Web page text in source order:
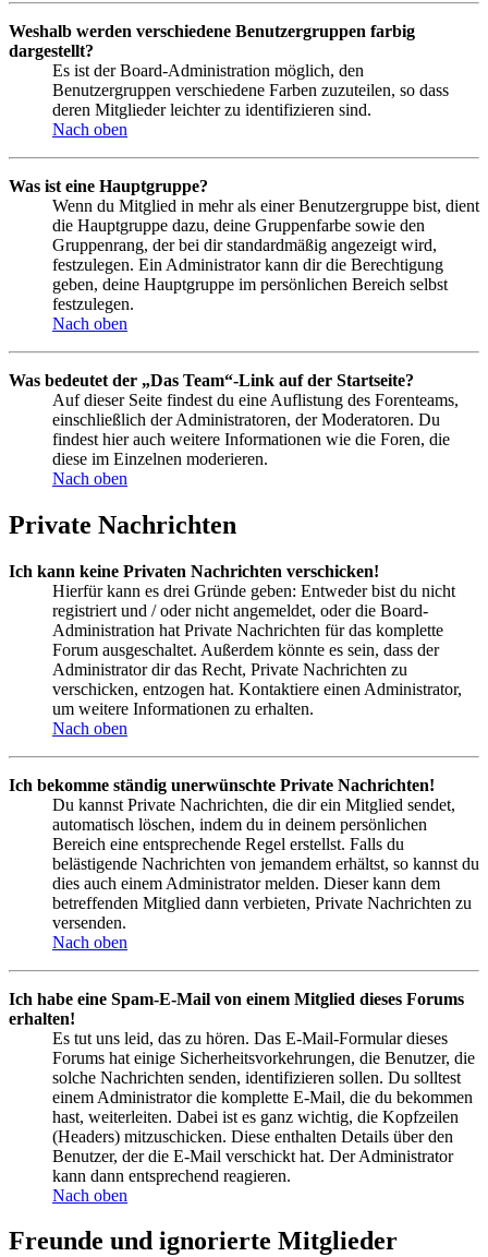
Weshalb werden verschiedene Benutzergruppen farbig
dargestellt?
Es ist der Board-Administration möglich, den
Benutzergruppen verschiedene Farben zuzuteilen, so dass
deren Mitglieder leichter zu identifizieren sind.
Nach oben
Was ist eine Hauptgruppe?
Wenn du Mitglied in mehr als einer Benutzergruppe bist, dient
die Hauptgruppe dazu, deine Gruppenfarbe sowie den
Gruppenrang, der bei dir standardmäßig angezeigt wird,
festzulegen. Ein Administrator kann dir die Berechtigung
geben, deine Hauptgruppe im persönlichen Bereich selbst
festzulegen.
Nach oben
Was bedeutet der „Das Team“-Link auf der Startseite?
Auf dieser Seite findest du eine Auflistung des Forenteams,
einschließlich der Administratoren, der Moderatoren. Du
findest hier auch weitere Informationen wie die Foren, die
diese im Einzelnen moderieren.
Nach oben
Private Nachrichten
Ich kann keine Privaten Nachrichten verschicken!
Hierfür kann es drei Gründe geben: Entweder bist du nicht
registriert und / oder nicht angemeldet, oder die Board-
Administration hat Private Nachrichten für das komplette
Forum ausgeschaltet. Außerdem könnte es sein, dass der
Administrator dir das Recht, Private Nachrichten zu
verschicken, entzogen hat. Kontaktiere einen Administrator,
um weitere Informationen zu erhalten.
Nach oben
Ich bekomme ständig unerwünschte Private Nachrichten!
Du kannst Private Nachrichten, die dir ein Mitglied sendet,
automatisch löschen, indem du in deinem persönlichen
Bereich eine entsprechende Regel erstellst. Falls du
belästigende Nachrichten von jemandem erhältst, so kannst du
dies auch einem Administrator melden. Dieser kann dem
betreffenden Mitglied dann verbieten, Private Nachrichten zu
versenden.
Nach oben
Ich habe eine Spam-E-Mail von einem Mitglied dieses Forums
erhalten!
Es tut uns leid, das zu hören. Das E-Mail-Formular dieses
Forums hat einige Sicherheitsvorkehrungen, die Benutzer, die
solche Nachrichten senden, identifizieren sollen. Du solltest
einem Administrator die komplette E-Mail, die du bekommen
hast, weiterleiten. Dabei ist es ganz wichtig, die Kopfzeilen
(Headers) mitzuschicken. Diese enthalten Details über den
Benutzer, der die E-Mail verschickt hat. Der Administrator
kann dann entsprechend reagieren.
Nach oben
Freunde und ignorierte Mitglieder